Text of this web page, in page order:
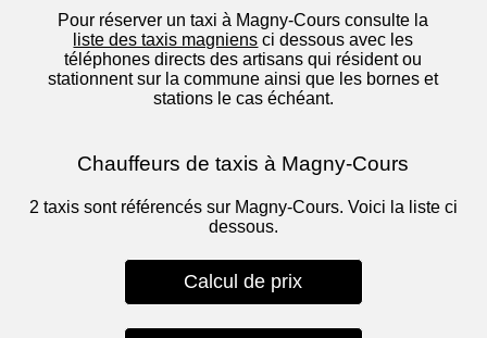
Pour réserver un taxi à Magny-Cours consulte la
liste des taxis magniens ci dessous avec les
téléphones directs des artisans qui résident ou
stationnent sur la commune ainsi que les bornes et
stations le cas échéant.
Chauffeurs de taxis à Magny-Cours
2 taxis sont référencés sur Magny-Cours. Voici la liste ci
dessous.
Calcul de prix